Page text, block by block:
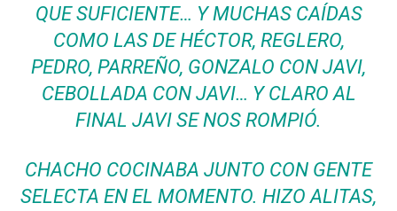
QUE SUFICIENTE… Y MUCHAS CAÍDAS
COMO LAS DE HÉCTOR, REGLERO,
PEDRO, PARREÑO, GONZALO CON JAVI,
CEBOLLADA CON JAVI… Y CLARO AL
FINAL JAVI SE NOS ROMPIÓ.
CHACHO COCINABA JUNTO CON GENTE
SELECTA EN EL MOMENTO. HIZO ALITAS,